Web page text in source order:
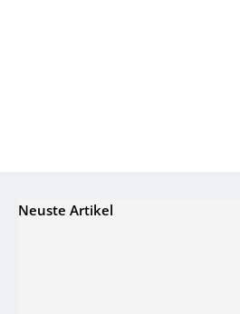
Neuste Artikel